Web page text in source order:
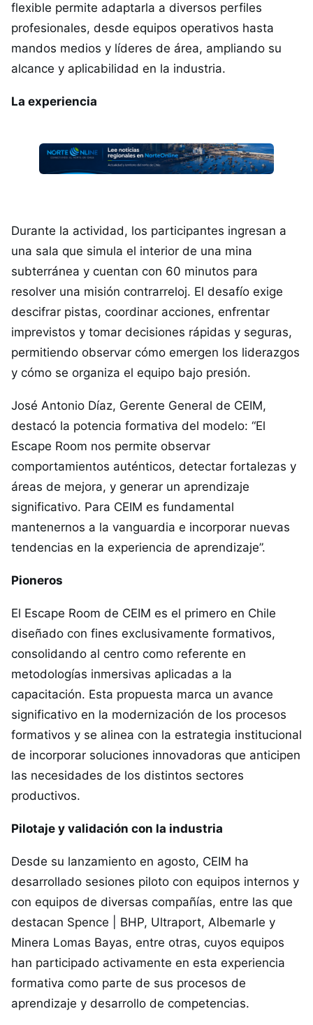
flexible permite adaptarla a diversos perfiles
profesionales, desde equipos operativos hasta
mandos medios y líderes de área, ampliando su
alcance y aplicabilidad en la industria.
La experiencia
Durante la actividad, los participantes ingresan a
una sala que simula el interior de una mina
subterránea y cuentan con 60 minutos para
resolver una misión contrarreloj. El desafío exige
descifrar pistas, coordinar acciones, enfrentar
imprevistos y tomar decisiones rápidas y seguras,
permitiendo observar cómo emergen los liderazgos
y cómo se organiza el equipo bajo presión.
José Antonio Díaz, Gerente General de CEIM,
destacó la potencia formativa del modelo: “El
Escape Room nos permite observar
comportamientos auténticos, detectar fortalezas y
áreas de mejora, y generar un aprendizaje
significativo. Para CEIM es fundamental
mantenernos a la vanguardia e incorporar nuevas
tendencias en la experiencia de aprendizaje”.
Pioneros
El Escape Room de CEIM es el primero en Chile
diseñado con fines exclusivamente formativos,
consolidando al centro como referente en
metodologías inmersivas aplicadas a la
capacitación. Esta propuesta marca un avance
significativo en la modernización de los procesos
formativos y se alinea con la estrategia institucional
de incorporar soluciones innovadoras que anticipen
las necesidades de los distintos sectores
productivos.
Pilotaje y validación con la industria
Desde su lanzamiento en agosto, CEIM ha
desarrollado sesiones piloto con equipos internos y
con equipos de diversas compañías, entre las que
destacan Spence | BHP, Ultraport, Albemarle y
Minera Lomas Bayas, entre otras, cuyos equipos
han participado activamente en esta experiencia
formativa como parte de sus procesos de
aprendizaje y desarrollo de competencias.